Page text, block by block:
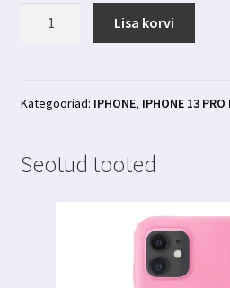
must
kogus
Lisa korvi
Kategooriad: IPHONE, IPHONE 13 PRO
Seotud tooted